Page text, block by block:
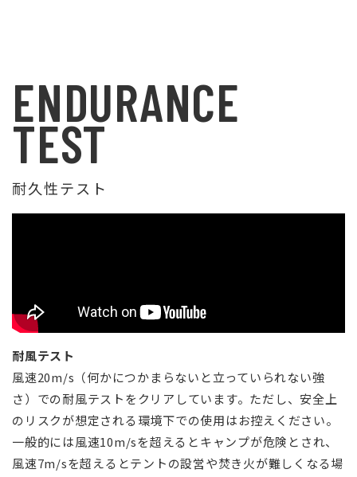
ENDURANCE
TEST
耐久性テスト
耐風テスト
風速20m/s（何かにつかまらないと立っていられない強
さ）での耐風テストをクリアしています。ただし、安全上
のリスクが想定される環境下での使用はお控えください。
一般的には風速10m/sを超えるとキャンプが危険とされ、
風速7m/sを超えるとテントの設営や焚き火が難しくなる場